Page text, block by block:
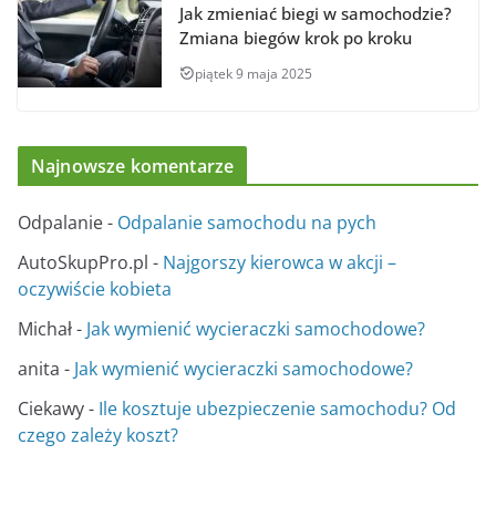
Jak zmieniać biegi w samochodzie?
Zmiana biegów krok po kroku
piątek 9 maja 2025
Najnowsze komentarze
Odpalanie- Odpalanie samochodu na pych
AutoSkupPro.pl - Najgorszy kierowca w akcji –
oczywiście kobieta
Michał- Jak wymienić wycieraczki samochodowe?
anita - Jak wymienić wycieraczki samochodowe?
Ciekawy- Ile kosztuje ubezpieczenie samochodu? Od
czego zależy koszt?